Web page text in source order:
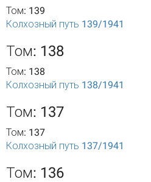
Том: 139
Колхозный путь 139/1941
Том: 138
Том: 138
Колхозный путь 138/1941
Том: 137
Том: 137
Колхозный путь 137/1941
Том: 136